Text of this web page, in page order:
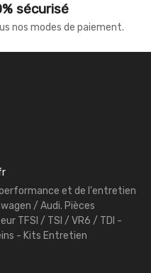
sécurisé
nos modes de paiement.
et de l'entretien
/ Audi. Pièces
TFSI / TSI / VR6 / TDI -
- Kits Entretien